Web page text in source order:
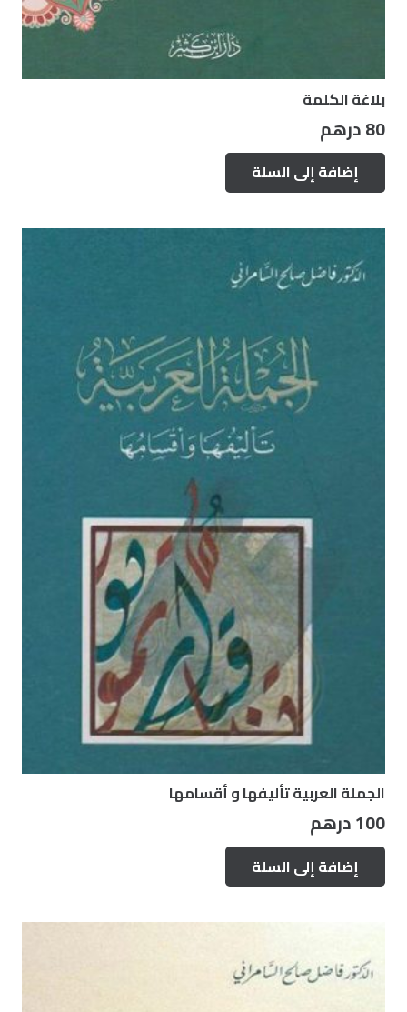
بلاغة الكلمة
80درهم
إضافة إلى السلة
الجملة العربية تأليفها و أقسامها
100درهم
إضافة إلى السلة